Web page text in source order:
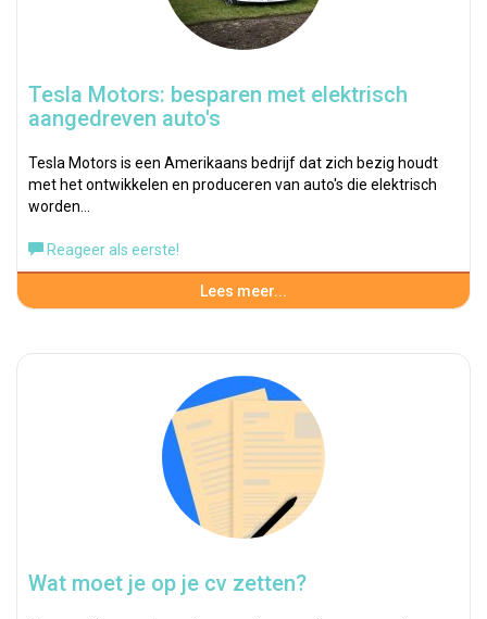
Tesla Motors: besparen met elektrisch
aangedreven auto's
Tesla Motors is een Amerikaans bedrijf dat zich bezig houdt
met het ontwikkelen en produceren van auto's die elektrisch
worden…
Reageer als eerste!
Lees meer...
Wat moet je op je cv zetten?